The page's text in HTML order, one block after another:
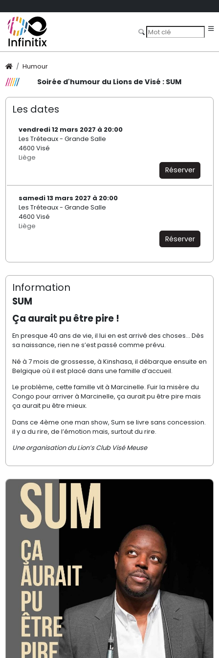
Humour
Soirée d'humour du Lions de Visé : SUM
Les dates
vendredi 12 mars 2027 à 20:00
Les Tréteaux - Grande Salle
4600 Visé
Liège
Réserver
samedi 13 mars 2027 à 20:00
Les Tréteaux - Grande Salle
4600 Visé
Liège
Réserver
Information
SUM
Ça aurait pu être pire !
En presque 40 ans de vie, il lui en est arrivé des choses... Dès
sa naissance, rien ne s’est passé comme prévu.
Né à 7 mois de grossesse, à Kinshasa, il débarque ensuite en
Belgique où il est placé dans une famille d’accueil.
Le problème, cette famille vit à Marcinelle. Fuir la misère du
Congo pour arriver à Marcinelle, ça aurait pu être pire mais
ça aurait pu être mieux.
Dans ce 4ème one man show, Sum se livre sans concession.
il y a du rire, de l’émotion mais, surtout du rire.
Une organisation du Lion’s Club Visé Meuse